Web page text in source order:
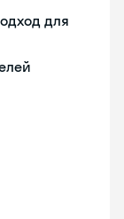
для